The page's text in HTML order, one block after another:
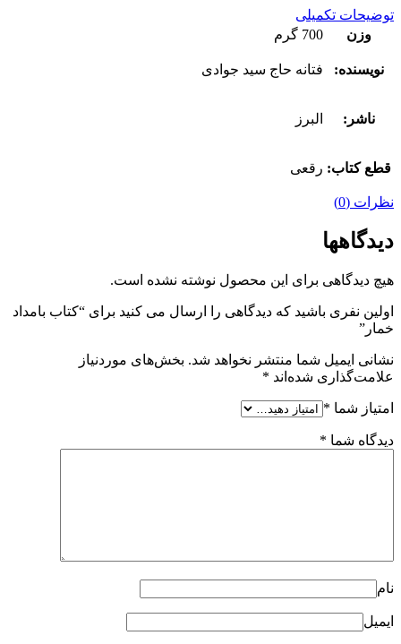
توضیحات تکمیلی
وزن
700 گرم
نویسنده: فتانه حاج سید جوادی
ناشر: البرز
قطع کتاب: رقعی
نظرات (0)
دیدگاهها
هیچ دیدگاهی برای این محصول نوشته نشده است.
اولین نفری باشید که دیدگاهی را ارسال می کنید برای “کتاب بامداد
خمار”
نشانی ایمیل شما منتشر نخواهد شد. بخش‌های موردنیاز
علامت‌گذاری شده‌اند *
امتیاز شما *
دیدگاه شما *
نام
ایمیل